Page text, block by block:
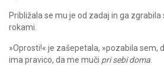
Približala se mu je od zadaj in ga
rokami.
»Oprosti!« je zašepetala, »pozabila sem,
ima pravico, da me muči pri sebi doma